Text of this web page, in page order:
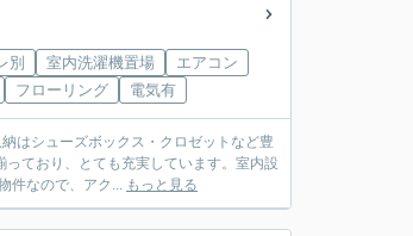
別 室内洗濯機置場
エアコン
フローリング 電気有
はシューズボックス・クロゼットなど豊
ており、とても充実しています。室内設
件なので、アク... もっと見る